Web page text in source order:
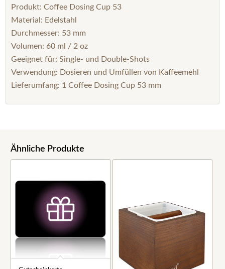
Produkt: Coffee Dosing Cup 53
Material: Edelstahl
Durchmesser: 53 mm
Volumen: 60 ml / 2 oz
Geeignet für: Single- und Double-Shots
Verwendung: Dosieren und Umfüllen von Kaffeemehl
Lieferumfang: 1 Coffee Dosing Cup 53 mm
Ähnliche Produkte